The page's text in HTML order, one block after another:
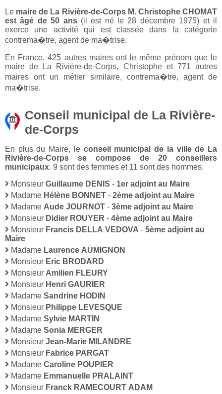
Le maire de La Rivière-de-Corps M. Christophe CHOMAT
est âgé de 50 ans(il est né le 28 décembre 1975) et il
exerce une activité qui est classée dans la catégorie
contrema�tre, agent de ma�trise.
En France, 425 autres maires ont le même prénom que le
maire de La Rivière-de-Corps, Christophe et 771 autres
maires ont un métier similaire, contrema�tre, agent de
ma�trise.
Conseil municipal de La Rivière-
de-Corps
En plus du Maire, le conseil municipal de la ville de La
Rivière-de-Corps se compose de 20 conseillers
municipaux. 9 sont des femmes et 11 sont des hommes.
Monsieur Guillaume DENIS - 1er adjoint au Maire
Madame Hélène BONNET - 2ème adjoint au Maire
Madame Aude JOURNOT - 3ème adjoint au Maire
Monsieur Didier ROUYER - 4ème adjoint au Maire
Monsieur Francis DELLA VEDOVA - 5ème adjoint au
Maire
Madame Laurence AUMIGNON
Monsieur Eric BRODARD
Monsieur Amilien FLEURY
Monsieur Henri GAURIER
Madame Sandrine HODIN
Monsieur Philippe LEVESQUE
Madame Sylvie MARTIN
Madame Sonia MERGER
Monsieur Jean-Marie MILANDRE
Monsieur Fabrice PARGAT
Madame Caroline POUPIER
Madame Emmanuelle PRALAINT
Monsieur Franck RAMECOURT ADAM